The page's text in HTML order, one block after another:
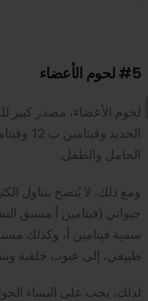
#5 لحوم الأعضاء
لحوم الأعضاء، مصدر كبير
الحديد
الحامل والطفل.
ومع ذلك، لا يُنصح بتناول
حيواني (فيتامين أ مسبق
سمية فيتامين أ، وكذلك
طبيعي، إلى عيوب خلقية
لذلك، يجب على النساء